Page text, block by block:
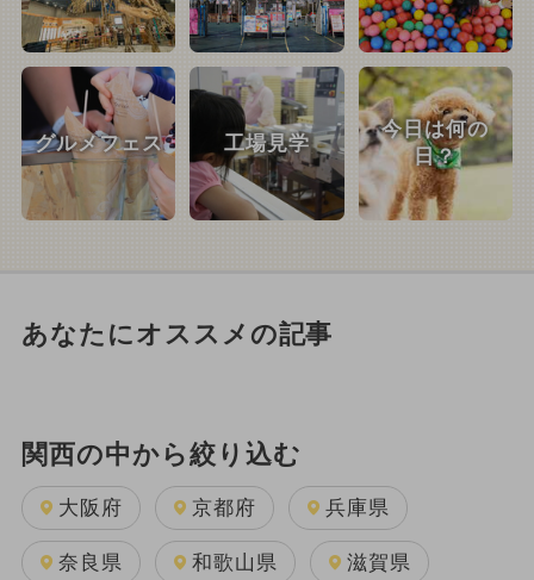
グルメフェス 工場見学
今日は何の
日？
あなたにオススメの記事
関西の中から絞り込む
大阪府 京都府 兵庫県
奈良県 和歌山県 滋賀県